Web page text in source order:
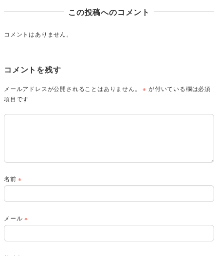
この投稿へのコメント
コメントはありません。
コメントを残す
メールアドレスが公開されることはありません。 ※ が付いている欄は必須
項目です
名前※
メール※